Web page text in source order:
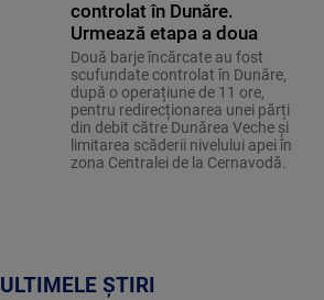
controlat în Dunăre.
Urmează etapa a doua
Două barje încărcate au fost
scufundate controlat în Dunăre,
după o operațiune de 11 ore,
pentru redirecționarea unei părți
din debit către Dunărea Veche și
limitarea scăderii nivelului apei în
zona Centralei de la Cernavodă.
ULTIMELE ȘTIRI